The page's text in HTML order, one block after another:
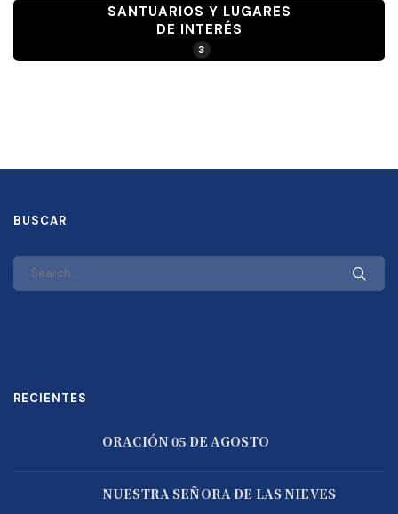
SANTUARIOS Y LUGARES
DE INTERÉS
3
BUSCAR
RECIENTES
ORACIÓN 05 DE AGOSTO
NUESTRA SEÑORA DE LAS NIEVES